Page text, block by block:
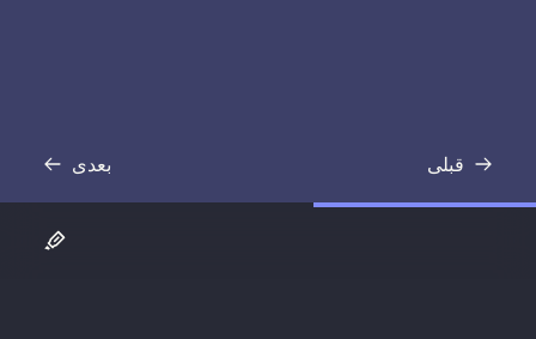
قبلی
رونوشت بعدی
رونوشت